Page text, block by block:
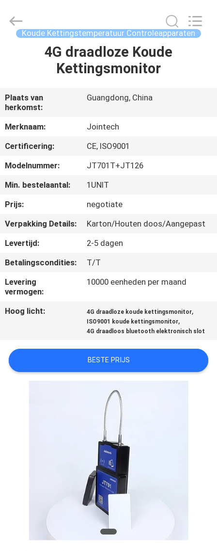
VR-
SHOW
ONGEVEER
ONS
FABRIEKSREIS
KWALITEITSCONTROLE
CONTACTEER
ONS
VERZOEK
CITAAT
Technology
Koude Kettingstemperatuur Controleapparaten
4G draadloze Koude
Kettingsmonitor
Plaats van
herkomst:
Guangdong, China
Merknaam:
Jointech
Certificering:
CE, ISO9001
Modelnummer:
JT701T+JT126
Min. bestelaantal:
1UNIT
Prijs:
negotiate
Verpakking Details:
Karton/Houten doos/Aangepast
Levertijd:
2-5 dagen
Betalingscondities:
T/T
Levering
vermogen:
10000 eenheden per maand
Hoog licht: 4G draadloze koude kettingsmonitor,
ISO9001 koude kettingsmonitor,
4G draadloos bluetooth elektronisch slot
BESTE PRIJS